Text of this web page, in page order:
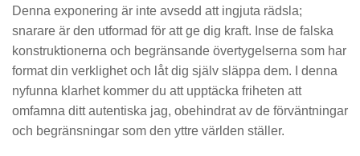
Denna exponering är inte avsedd att ingjuta rädsla;
snarare är den utformad för att ge dig kraft. Inse de falska
konstruktionerna och begränsande övertygelserna som har
format din verklighet och låt dig själv släppa dem. I denna
nyfunna klarhet kommer du att upptäcka friheten att
omfamna ditt autentiska jag, obehindrat av de förväntningar
och begränsningar som den yttre världen ställer.